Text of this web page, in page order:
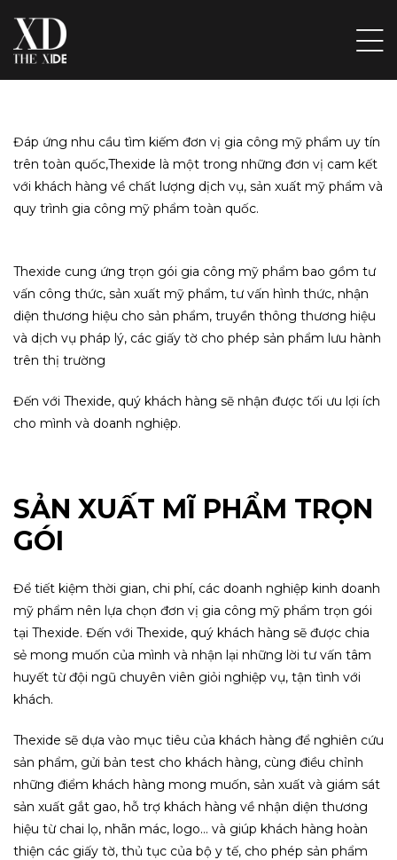
Đáp ứng nhu cầu tìm kiếm đơn vị gia công mỹ phẩm uy tín
trên toàn quốc,Thexide là một trong những đơn vị cam kết
với khách hàng về chất lượng dịch vụ, sản xuất mỹ phẩm và
quy trình gia công mỹ phẩm toàn quốc.
Thexide cung ứng trọn gói gia công mỹ phẩm bao gồm tư
vấn công thức, sản xuất mỹ phẩm, tư vấn hình thức, nhận
diện thương hiệu cho sản phẩm, truyền thông thương hiệu
và dịch vụ pháp lý, các giấy tờ cho phép sản phẩm lưu hành
trên thị trường
Đến với Thexide, quý khách hàng sẽ nhận được tối ưu lợi ích
cho mình và doanh nghiệp.
SẢN XUẤT MĨ PHẨM TRỌN
GÓI
Để tiết kiệm thời gian, chi phí, các doanh nghiệp kinh doanh
mỹ phẩm nên lựa chọn đơn vị gia công mỹ phẩm trọn gói
tại Thexide. Đến với Thexide, quý khách hàng sẽ được chia
sẻ mong muốn của mình và nhận lại những lời tư vấn tâm
huyết từ đội ngũ chuyên viên giỏi nghiệp vụ, tận tình với
khách.
Thexide sẽ dựa vào mục tiêu của khách hàng để nghiên cứu
sản phẩm, gửi bản test cho khách hàng, cùng điều chỉnh
những điểm khách hàng mong muốn, sản xuất và giám sát
sản xuất gắt gao, hỗ trợ khách hàng về nhận diện thương
hiệu từ chai lọ, nhãn mác, logo… và giúp khách hàng hoàn
thiện các giấy tờ, thủ tục của bộ y tế, cho phép sản phẩm